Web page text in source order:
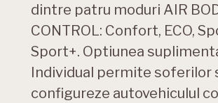
dintre patru moduri AIR
CONTROL: Confort, ECO,
Sport+. Optiunea
Individual permite soferilor
configureze autovehiculul